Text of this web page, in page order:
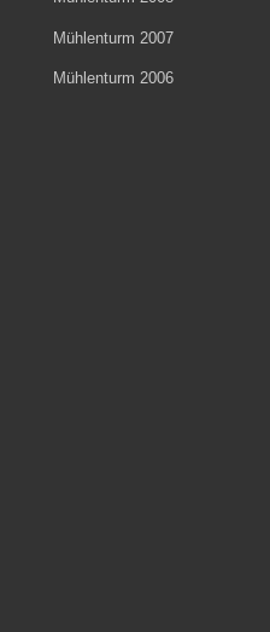
Mühlenturm 2007
Mühlenturm 2006